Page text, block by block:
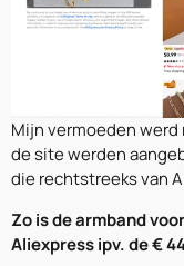
Mijn vermoeden
de site werden
die rechtstreeks van
Zo is de armband
Aliexpress ipv. de €